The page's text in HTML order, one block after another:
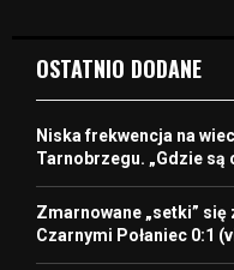
OSTATNIO DODANE
Niska frekwencja na
Tarnobrzegu. „Gdzie
Zmarnowane „setki” się
Czarnymi Połaniec 0:1